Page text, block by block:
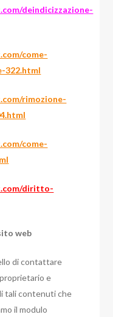
deindicizzazione-
come-
322.html
rimozione-
come-
diritto-
web
di contattare
e
tali contenuti che
il modulo